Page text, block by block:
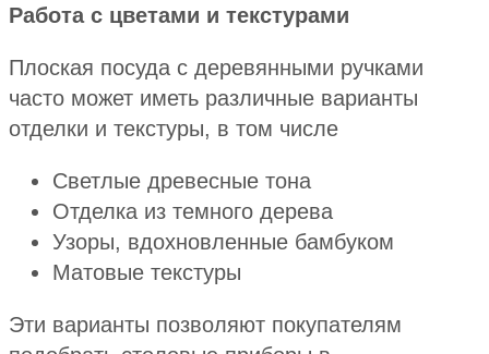
Работа с цветами и текстурами
Плоская посуда с деревянными ручками
часто может иметь различные варианты
отделки и текстуры, в том числе
Светлые древесные тона
Отделка из темного дерева
Узоры, вдохновленные бамбуком
Матовые текстуры
Эти варианты позволяют покупателям